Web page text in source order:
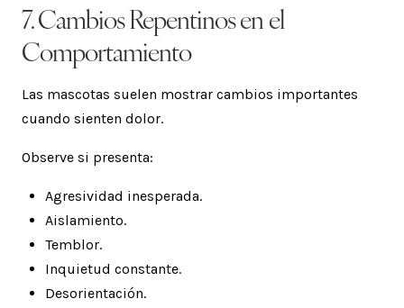
7. Cambios Repentinos en el
Comportamiento
Las mascotas suelen mostrar cambios importantes
cuando sienten dolor.
Observe si presenta:
Agresividad inesperada.
Aislamiento.
Temblor.
Inquietud constante.
Desorientación.